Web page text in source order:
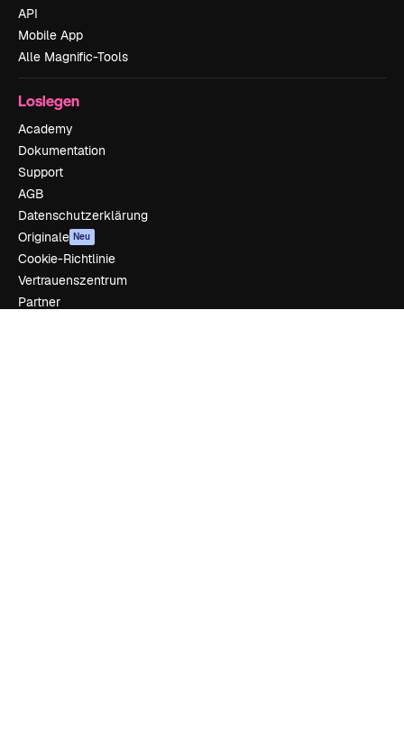
API
Mobile App
Alle Magnific-Tools
Loslegen
Academy
Dokumentation
Support
AGB
Datenschutzerklärung
Originale Neu
Cookie-Richtlinie
Vertrauenszentrum
Partner